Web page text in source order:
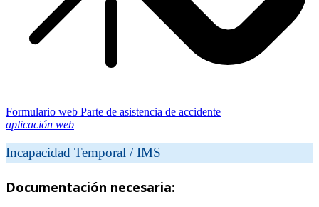
Formulario web Parte de asistencia de accidente
aplicación web
Incapacidad Temporal / IMS
Documentación necesaria: